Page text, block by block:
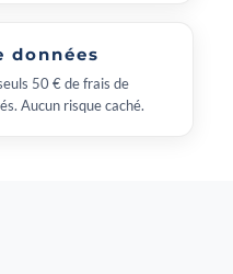
données
50 € de frais de
Aucun risque caché.